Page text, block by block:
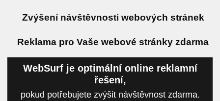
Zvýšení návštěvnosti webových stránek
Reklama pro Vaše webové stránky zdarma
WebSurf je optimální online reklamní
řešení,
pokud potřebujete zvýšit návštěvnost zdarma.